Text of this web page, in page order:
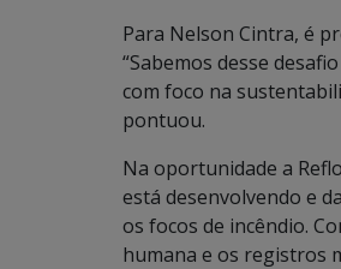
Para Nelson Cintra, é
“Sabemos desse
com foco na
pontuou.
Na oportunidade a
está desenvolvendo e
os focos de incêndio.
humana e os registros